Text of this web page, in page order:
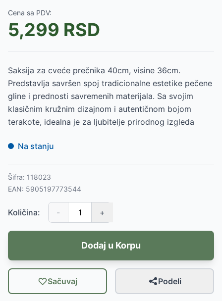
Cena sa PDV:
5,299 RSD
Saksija za cveće prečnika 40cm, visine 36cm.
Predstavlja savršen spoj tradicionalne estetike pečene
gline i prednosti savremenih materijala. Sa svojim
klasičnim kružnim dizajnom i autentičnom bojom
terakote, idealna je za ljubitelje prirodnog izgleda
Na stanju
Šifra: 118023
EAN: 5905197773544
Količina: - +
Dodaj u Korpu
Sačuvaj Podeli